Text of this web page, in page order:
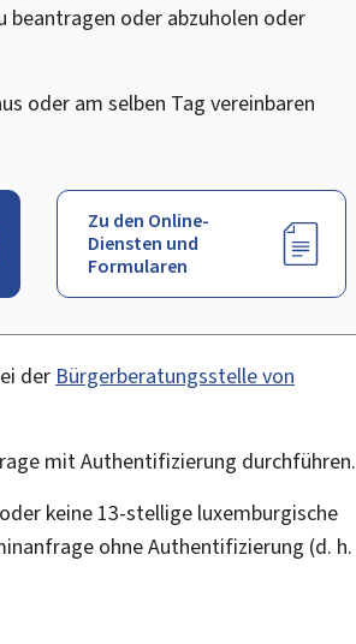
beantragen oder abzuholen oder
oder am selben Tag vereinbaren
Zu den Online-
Diensten und
Formularen
der Bürgerberatungsstelle von
mit Authentifizierung durchführen.
keine 13-stellige luxemburgische
ohne Authentifizierung (d. h.